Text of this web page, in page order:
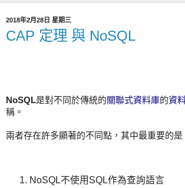
2018年2月28日 星期三
CAP 定理 與 NoSQL
NoSQL是對不同於傳統的關聯式資料庫的資
稱。
兩者存在許多顯著的不同點，其中最重要的是
NoSQL不使用SQL作為查詢語言